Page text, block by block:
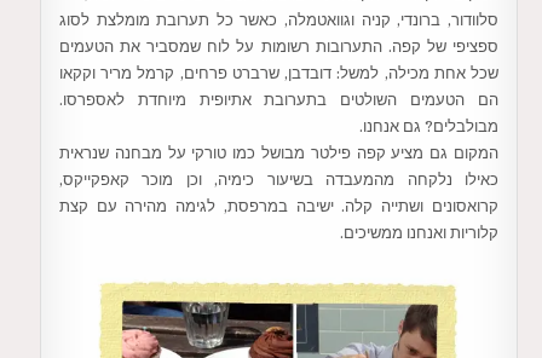
סלוודור, ברונדי, קניה וגוואטמלה, כאשר כל תערובת מומלצת לסוג
ספציפי של קפה. התערובות רשומות על לוח שמסביר את הטעמים
שכל אחת מכילה, למשל: דובדבן, שרברט פרחים, קרמל מריר וקקאו
הם הטעמים השולטים בתערובת אתיופית מיוחדת לאספרסו.
מבולבלים? גם אנחנו.
המקום גם מציע קפה פילטר מבושל כמו טורקי על מבחנה שנראית
כאילו נלקחה מהמעבדה בשיעור כימיה, וכן מוכר קאפקייקס,
קרואסונים ושתייה קלה. ישיבה במרפסת, לגימה מהירה עם קצת
קלוריות ואנחנו ממשיכים.